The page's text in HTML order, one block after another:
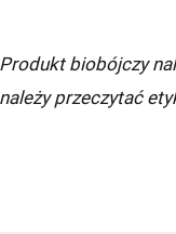
Produkt biobójczy
należy przeczytać
AUTOMAT